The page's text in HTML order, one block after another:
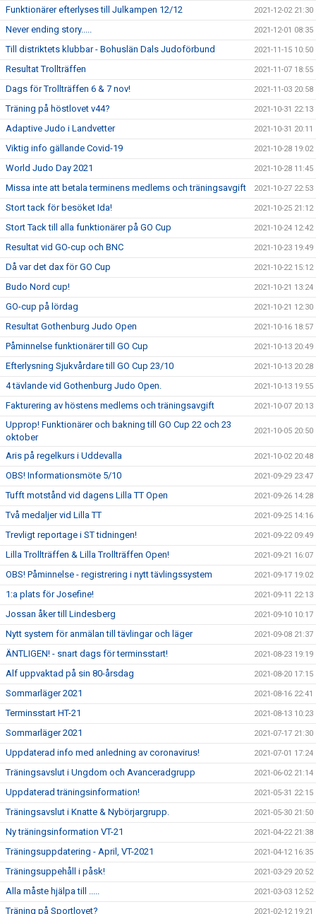
Funktionärer efterlyses till Julkampen 12/12 2021-12-02 21:30
Never ending story..... 2021-12-01 08:35
Till distriktets klubbar - Bohuslän Dals Judoförbund 2021-11-15 10:50
Resultat Trollträffen 2021-11-07 18:55
Dags för Trollträffen 6 & 7 nov! 2021-11-03 20:58
Träning på höstlovet v44? 2021-10-31 22:13
Adaptive Judo i Landvetter 2021-10-31 20:11
Viktig info gällande Covid-19 2021-10-28 19:02
World Judo Day 2021 2021-10-28 11:45
Missa inte att betala terminens medlems och träningsavgift 2021-10-27 22:53
Stort tack för besöket Ida! 2021-10-25 21:12
Stort Tack till alla funktionärer på GO Cup 2021-10-24 12:42
Resultat vid GO-cup och BNC 2021-10-23 19:49
Då var det dax för GO Cup 2021-10-22 15:12
Budo Nord cup! 2021-10-21 13:24
GO-cup på lördag 2021-10-21 12:30
Resultat Gothenburg Judo Open 2021-10-16 18:57
Påminnelse funktionärer till GO Cup 2021-10-13 20:49
Efterlysning Sjukvårdare till GO Cup 23/10 2021-10-13 20:28
4 tävlande vid Gothenburg Judo Open. 2021-10-13 19:55
Fakturering av höstens medlems och träningsavgift 2021-10-07 20:13
Upprop! Funktionärer och bakning till GO Cup 22 och 23
oktober
2021-10-05 20:50
Aris på regelkurs i Uddevalla 2021-10-02 20:48
OBS! Informationsmöte 5/10 2021-09-29 23:47
Tufft motstånd vid dagens Lilla TT Open 2021-09-26 14:28
Två medaljer vid Lilla TT 2021-09-25 14:16
Trevligt reportage i ST tidningen! 2021-09-22 09:49
Lilla Trollträffen & Lilla Trollträffen Open! 2021-09-21 16:07
OBS! Påminnelse - registrering i nytt tävlingssystem 2021-09-17 19:02
1:a plats för Josefine! 2021-09-11 22:13
Jossan åker till Lindesberg 2021-09-10 10:17
Nytt system för anmälan till tävlingar och läger 2021-09-08 21:37
ÄNTLIGEN! - snart dags för terminsstart! 2021-08-23 19:19
Alf uppvaktad på sin 80-årsdag 2021-08-20 17:15
Sommarläger 2021 2021-08-16 22:41
Terminsstart HT-21 2021-08-13 10:23
Sommarläger 2021 2021-07-17 21:30
Uppdaterad info med anledning av coronavirus! 2021-07-01 17:24
Träningsavslut i Ungdom och Avanceradgrupp 2021-06-02 21:14
Uppdaterad träningsinformation! 2021-05-31 22:15
Träningsavslut i Knatte & Nybörjargrupp. 2021-05-30 21:50
Ny träningsinformation VT-21 2021-04-22 21:38
Träningsuppdatering - April, VT-2021 2021-04-12 16:35
Träningsuppehåll i påsk! 2021-03-29 20:52
Alla måste hjälpa till ..... 2021-03-03 12:52
Träning på Sportlovet? 2021-02-12 19:21